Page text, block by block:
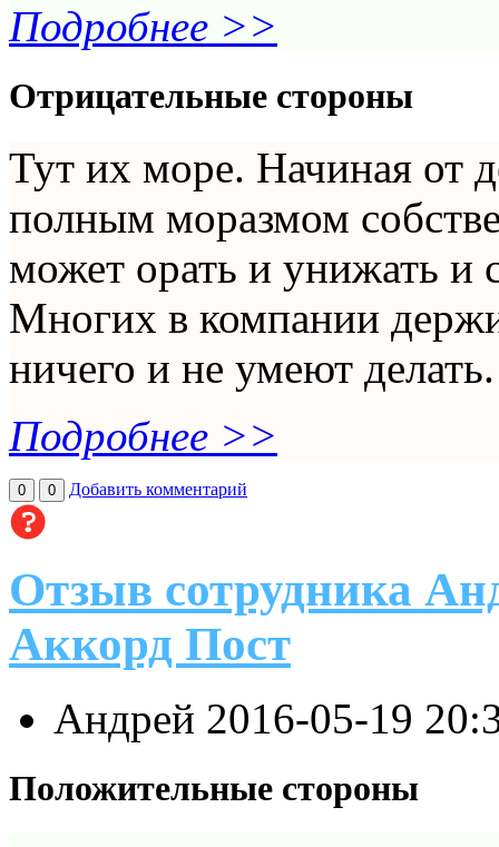
Подробнее >>
Отрицательные стороны
Тут их море. Начиная от
полным моразмом
может орать и унижать и
Многих в компании
ничего и не умеют
Подробнее >>
0 0 Добавить комментарий
Отзыв сотрудника
Аккорд Пост
Андрей 2016-05-19
Положительные стороны